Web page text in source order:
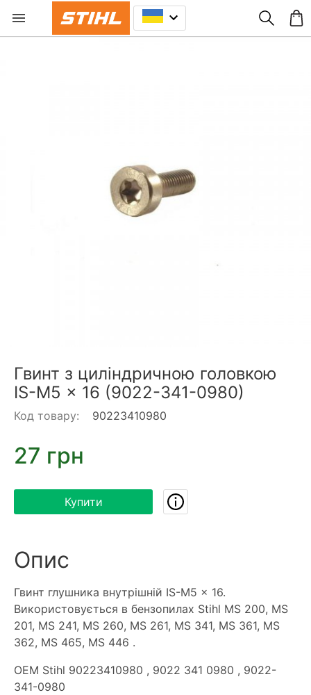
Гвинт з циліндричною головкою
IS-M5 x 16 (9022-341-0980)
Код товару: 90223410980
27 грн
Купити
Опис
Гвинт глушника внутрішній IS-M5 x 16.
Використовується в бензопилах Stihl MS 200, MS
201, MS 241, MS 260, MS 261, MS 341, MS 361, MS
362, MS 465, MS 446 .
OEM Stihl 90223410980 , 9022 341 0980 , 9022-
341-0980